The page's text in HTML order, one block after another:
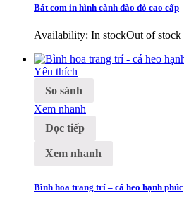
Bát cơm in hình cành đào đỏ cao cấp
Availability: In stockOut of stock
Yêu thích
So sánh
Xem nhanh
Đọc tiếp
Xem nhanh
Bình hoa trang trí – cá heo hạnh phúc